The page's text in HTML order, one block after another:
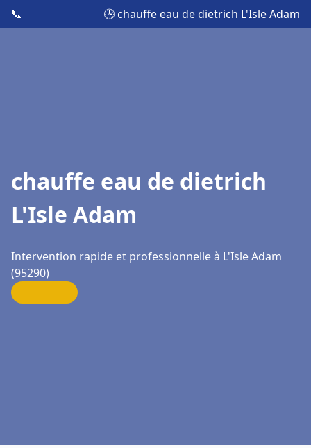
📞 🕒 chauffe eau de dietrich L'Isle Adam
chauffe eau de dietrich
L'Isle Adam
Intervention rapide et professionnelle à L'Isle Adam
(95290)